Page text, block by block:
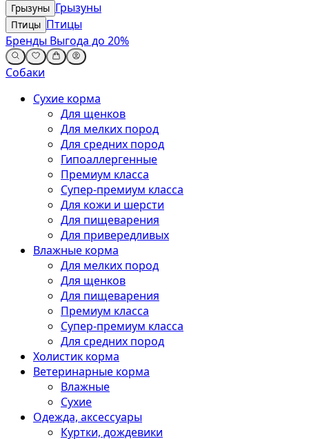
Грызуны Грызуны
Птицы Птицы
Бренды Выгода до 20%
Собаки
Сухие корма
Для щенков
Для мелких пород
Для средних пород
Гипоаллергенные
Премиум класса
Супер-премиум класса
Для кожи и шерсти
Для пищеварения
Для привередливых
Влажные корма
Для мелких пород
Для щенков
Для пищеварения
Премиум класса
Супер-премиум класса
Для средних пород
Холистик корма
Ветеринарные корма
Влажные
Сухие
Одежда, аксессуары
Куртки, дождевики